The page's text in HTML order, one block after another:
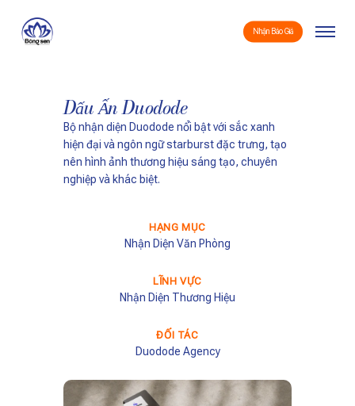
main
Nhận Báo Giá
Menu
Dấu Ấn Duodode
Bộ nhận diện Duodode nổi bật với sắc xanh
hiện đại và ngôn ngữ starburst đặc trưng, tạo
nên hình ảnh thương hiệu sáng tạo, chuyên
nghiệp và khác biệt.
ĐỐI TÁC
Duodode Agency
LĨNH VỰC
Nhận Diện Thương Hiệu
HẠNG MỤC
Nhận Diện Văn Phòng